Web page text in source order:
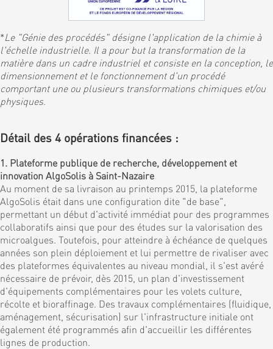
*Le "Génie des procédés" désigne l'application de la chimie à
l'échelle industrielle. Il a pour but la transformation de la
matière dans un cadre industriel et consiste en la conception, le
dimensionnement et le fonctionnement d'un procédé
comportant une ou plusieurs transformations chimiques et/ou
physiques.
Détail des 4 opérations financées :
1. Plateforme publique de recherche, développement et
innovation AlgoSolis à Saint-Nazaire
Au moment de sa livraison au printemps 2015, la plateforme
AlgoSolis était dans une configuration dite "de base",
permettant un début d'activité immédiat pour des programmes
collaboratifs ainsi que pour des études sur la valorisation des
microalgues. Toutefois, pour atteindre à échéance de quelques
années son plein déploiement et lui permettre de rivaliser avec
des plateformes équivalentes au niveau mondial, il s'est avéré
nécessaire de prévoir, dès 2015, un plan d'investissement
d'équipements complémentaires pour les volets culture,
récolte et bioraffinage. Des travaux complémentaires (fluidique,
aménagement, sécurisation) sur l'infrastructure initiale ont
également été programmés afin d'accueillir les différentes
lignes de production.